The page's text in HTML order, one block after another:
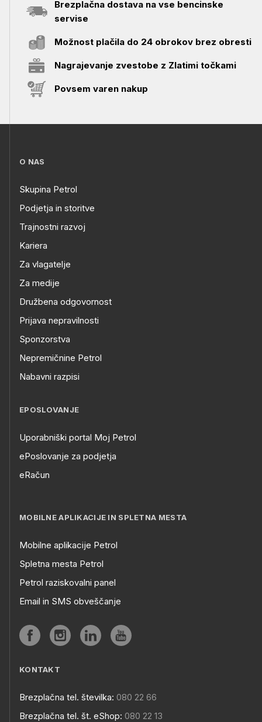
Brezplačna dostava na vse bencinske
servise
Možnost plačila do 24 obrokov brez obresti
Nagrajevanje zvestobe z Zlatimi točkami
Povsem varen nakup
O NAS
Skupina Petrol
Podjetja in storitve
Trajnostni razvoj
Kariera
Za vlagatelje
Za medije
Družbena odgovornost
Prijava nepravilnosti
Sponzorstva
Nepremičnine Petrol
Nabavni razpisi
EPOSLOVANJE
Uporabniški portal Moj Petrol
ePoslovanje za podjetja
eRačun
MOBILNE APLIKACIJE IN SPLETNA MESTA
Mobilne aplikacije Petrol
Spletna mesta Petrol
Petrol raziskovalni panel
Email in SMS obveščanje
KONTAKT
Brezplačna tel. številka: 080 22 66
Brezplačna tel. št. eShop: 080 22 13